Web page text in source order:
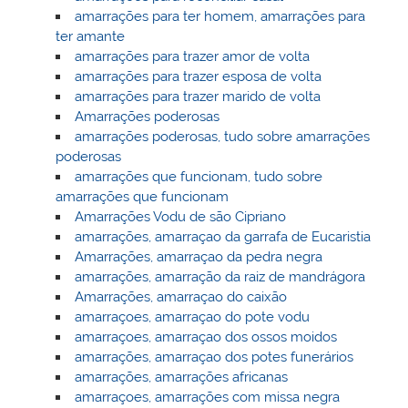
amarrações para ter homem, amarrações para
ter amante
amarrações para trazer amor de volta
amarrações para trazer esposa de volta
amarrações para trazer marido de volta
Amarrações poderosas
amarrações poderosas, tudo sobre amarrações
poderosas
amarrações que funcionam, tudo sobre
amarrações que funcionam
Amarrações Vodu de são Cipriano
amarrações, amarraçao da garrafa de Eucaristia
Amarrações, amarraçao da pedra negra
amarrações, amarração da raiz de mandrágora
Amarrações, amarraçao do caixão
amarraçoes, amarraçao do pote vodu
amarraçoes, amarraçao dos ossos moidos
amarrações, amarraçao dos potes funerários
amarrações, amarrações africanas
amarraçoes, amarrações com missa negra